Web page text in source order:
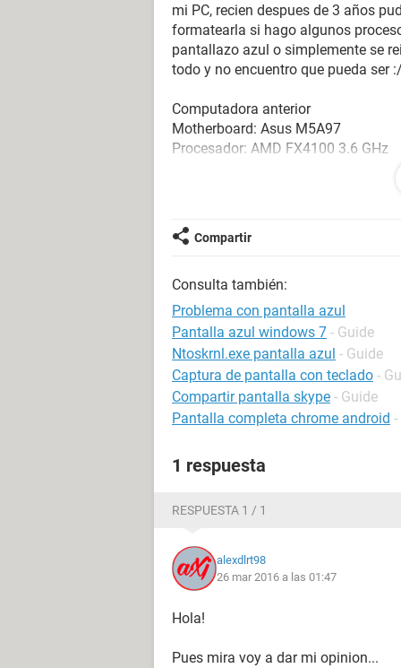
mi PC, recien despues de 3 años
formatearla si hago algunos
pantallazo azul o simplemente se
todo y no encuentro que pueda ser :/
Computadora anterior
Motherboard: Asus M5A97
Procesador: AMD FX4100 3.6 GHz
Tarjeta de video: Asus Silent GT520
Motherboard: Asus M5A97
Procesador: AMD FX8350 4.0 GHz
Disipador: Hyper EVO 212
Memoria Ram: DDR3 Kingston
Tarjeta de video: Gigabyte GT730
Disco Duro: Seagate 500Gb
Con la primer computadora todo
especificaciones diganme y les
Compartir
Consulta también:
Problema con pantalla azul
Pantalla azul windows 7 - Guide
Ntoskrnl.exe pantalla azul - Guide
Captura de pantalla con teclado -
Compartir pantalla skype - Guide
Pantalla completa chrome android -
1 respuesta
RESPUESTA 1 / 1
alexdlrt98
26 mar 2016 a las 01:47
Hola!
Pues mira voy a dar mi opinion...